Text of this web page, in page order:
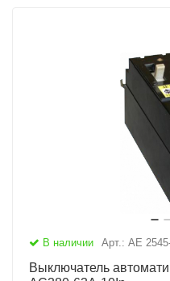
В наличии Арт.: АЕ
Выключатель